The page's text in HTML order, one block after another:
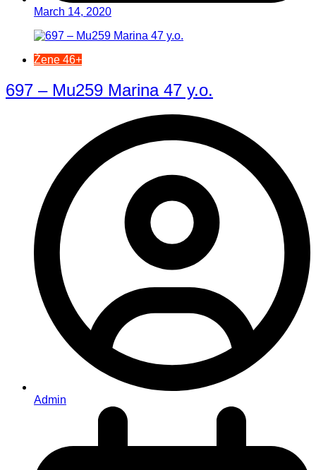
March 14, 2020
Žene 46+
697 – Mu259 Marina 47 y.o.
Admin